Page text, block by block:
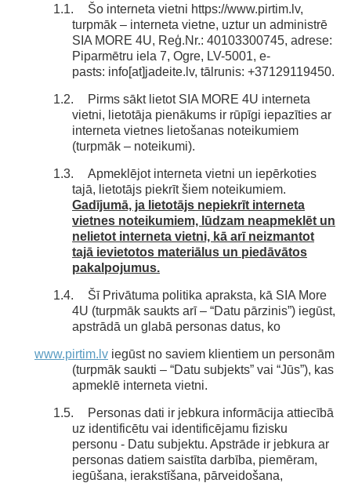
1.1.
Šo interneta vietni https://www.pirtim.lv,
turpmāk – interneta vietne, uztur un administrē
SIA MORE 4U, Reģ.Nr.: 40103300745, adrese:
Piparmētru iela 7, Ogre, LV-5001, e-
pasts: info[at]jadeite.lv, tālrunis: +37129119450.
1.2.
Pirms sākt lietot SIA MORE 4U interneta
vietni, lietotāja pienākums ir rūpīgi iepazīties ar
interneta vietnes lietošanas noteikumiem
(turpmāk – noteikumi).
1.3.
Apmeklējot interneta vietni un iepērkoties
tajā, lietotājs piekrīt šiem noteikumiem.
Gadījumā, ja lietotājs nepiekrīt interneta
vietnes noteikumiem, lūdzam neapmeklēt un
nelietot interneta vietni, kā arī neizmantot
tajā ievietotos materiālus un piedāvātos
pakalpojumus.
1.4.
Šī Privātuma politika apraksta, kā SIA More
4U (turpmāk saukts arī – “Datu pārzinis”) iegūst,
apstrādā un glabā personas datus, ko
www.pirtim.lv iegūst no saviem klientiem un personām
(turpmāk saukti – “Datu subjekts” vai “Jūs”), kas
apmeklē interneta vietni.
1.5.
Personas dati ir jebkura informācija attiecībā
uz identificētu vai identificējamu fizisku
personu - Datu subjektu. Apstrāde ir jebkura ar
personas datiem saistīta darbība, piemēram,
iegūšana, ierakstīšana, pārveidošana,